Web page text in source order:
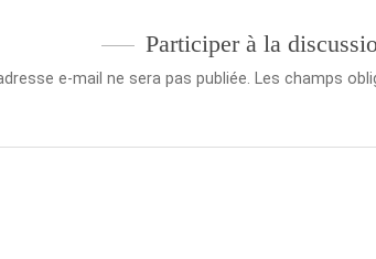
Participer à la
e-mail ne sera pas publiée. Les champs